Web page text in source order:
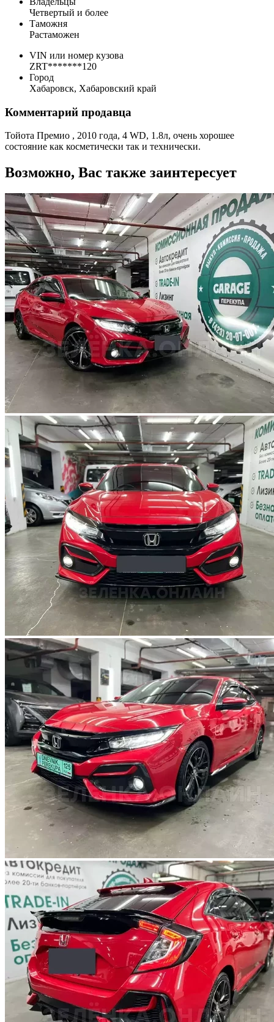
Четвертый и более
Таможня
Растаможен
VIN или номер кузова
ZRT*******120
Город
Хабаровск, Хабаровский край
Комментарий продавца
Тойота Премио , 2010 года, 4 WD, 1.8л, очень хорошее
состояние как косметически так и технически.
Возможно, Вас также заинтересует